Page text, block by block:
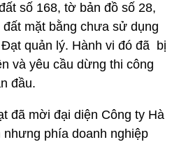
số 168, tờ bản đồ số 28,
mặt bằng chưa sử dụng
quản lý. Hành vi đó đã bị
và yêu cầu dừng thi công
đầu.
đã mời đại diện Công ty Hà
nhưng phía doanh nghiệp